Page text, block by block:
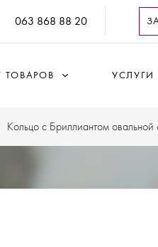
063 868 88 20
ТОВАРОВ УСЛУГИ
Кольцо с Бриллиантом